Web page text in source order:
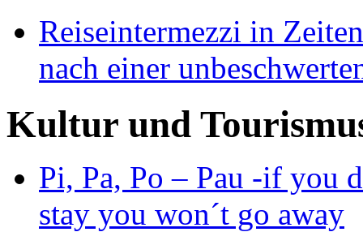
Reiseintermezzi in
nach einer
Kultur und
Pi, Pa, Po – Pau -if you
stay you won´t go away